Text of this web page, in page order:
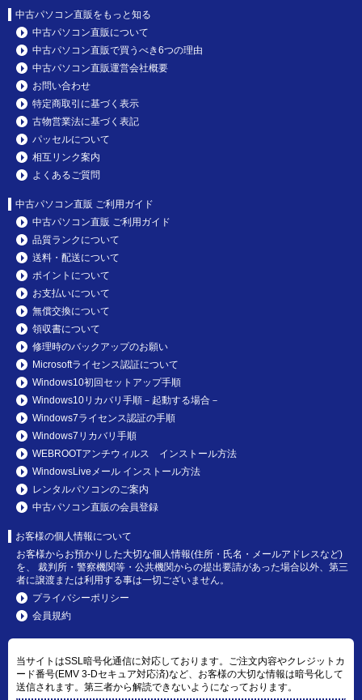
中古パソコン直販をもっと知る
中古パソコン直販について
中古パソコン直販で買うべき6つの理由
中古パソコン直販運営会社概要
お問い合わせ
特定商取引に基づく表示
古物営業法に基づく表記
パッセルについて
相互リンク案内
よくあるご質問
中古パソコン直販 ご利用ガイド
中古パソコン直販 ご利用ガイド
品質ランクについて
送料・配送について
ポイントについて
お支払いについて
無償交換について
領収書について
修理時のバックアップのお願い
Microsoftライセンス認証について
Windows10初回セットアップ手順
Windows10リカバリ手順－起動する場合－
Windows7ライセンス認証の手順
Windows7リカバリ手順
WEBROOTアンチウィルス インストール方法
WindowsLiveメール インストール方法
レンタルパソコンのご案内
中古パソコン直販の会員登録
お客様の個人情報について
お客様からお預かりした大切な個人情報(住所・氏名・メールアドレスなど)
を、 裁判所・警察機関等・公共機関からの提出要請があった場合以外、第三
者に譲渡または利用する事は一切ございません。
プライバシーポリシー
会員規約
当サイトはSSL暗号化通信に対応しております。ご注文内容やクレジットカ
ード番号(EMV 3-Dセキュア対応済)など、お客様の大切な情報は暗号化して
送信されます。第三者から解読できないようになっております。